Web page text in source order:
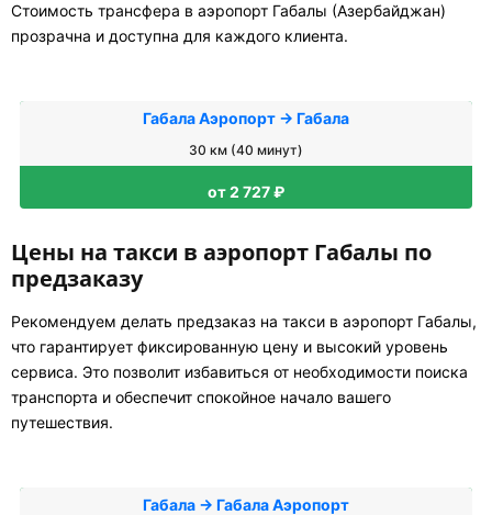
Стоимость трансфера в аэропорт Габалы (Азербайджан)
прозрачна и доступна для каждого клиента.
Габала Аэропорт → Габала
30 км (40 минут)
от 2 727 ₽
Цены на такси в аэропорт Габалы по
предзаказу
Рекомендуем делать предзаказ на такси в аэропорт Габалы,
что гарантирует фиксированную цену и высокий уровень
сервиса. Это позволит избавиться от необходимости поиска
транспорта и обеспечит спокойное начало вашего
путешествия.
Габала → Габала Аэропорт